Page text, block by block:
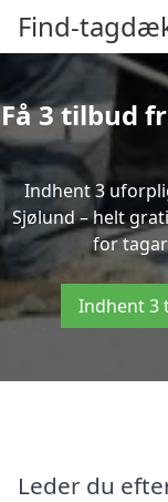
Find-
Få 3 tilbud
Indhent 3
Sjølund – helt
for
Indhent 3
Leder du